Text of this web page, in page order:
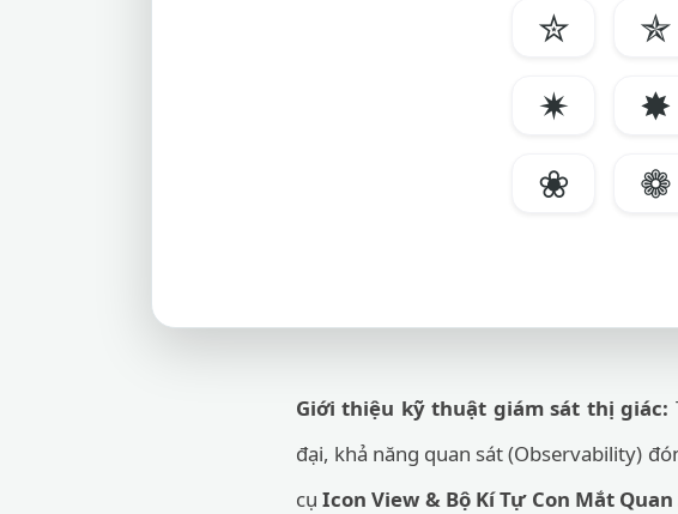
✮
✯
✷
✸
❀
❁
Giới thiệu kỹ thuật giám sát thị giác:
đại, khả năng quan sát (Observability)
cụIcon View & Bộ Kí Tự Con Mắt Quan